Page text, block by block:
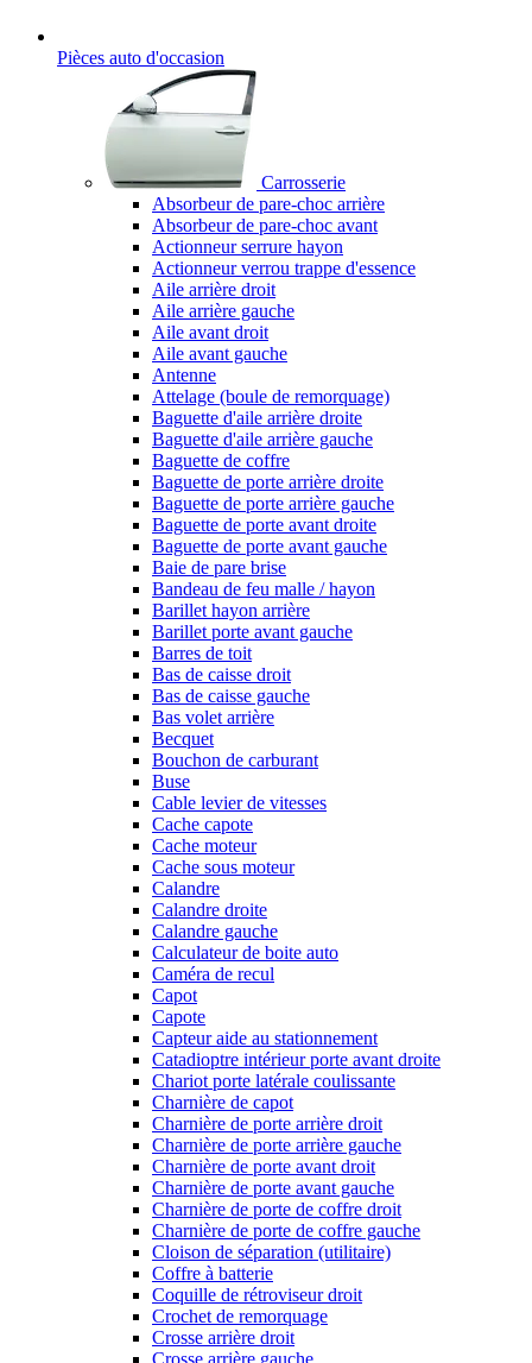
Pièces auto d'occasion
Carrosserie
Absorbeur de pare-choc arrière
Absorbeur de pare-choc avant
Actionneur serrure hayon
Actionneur verrou trappe d'essence
Aile arrière droit
Aile arrière gauche
Aile avant droit
Aile avant gauche
Antenne
Attelage (boule de remorquage)
Baguette d'aile arrière droite
Baguette d'aile arrière gauche
Baguette de coffre
Baguette de porte arrière droite
Baguette de porte arrière gauche
Baguette de porte avant droite
Baguette de porte avant gauche
Baie de pare brise
Bandeau de feu malle / hayon
Barillet hayon arrière
Barillet porte avant gauche
Barres de toit
Bas de caisse droit
Bas de caisse gauche
Bas volet arrière
Becquet
Bouchon de carburant
Buse
Cable levier de vitesses
Cache capote
Cache moteur
Cache sous moteur
Calandre
Calandre droite
Calandre gauche
Calculateur de boite auto
Caméra de recul
Capot
Capote
Capteur aide au stationnement
Catadioptre intérieur porte avant droite
Chariot porte latérale coulissante
Charnière de capot
Charnière de porte arrière droit
Charnière de porte arrière gauche
Charnière de porte avant droit
Charnière de porte avant gauche
Charnière de porte de coffre droit
Charnière de porte de coffre gauche
Cloison de séparation (utilitaire)
Coffre à batterie
Coquille de rétroviseur droit
Crochet de remorquage
Crosse arrière droit
Crosse arrière gauche